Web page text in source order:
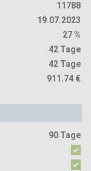
11788
19.07.2023
27 %
42 Tage
42 Tage
911.74 €
90 Tage